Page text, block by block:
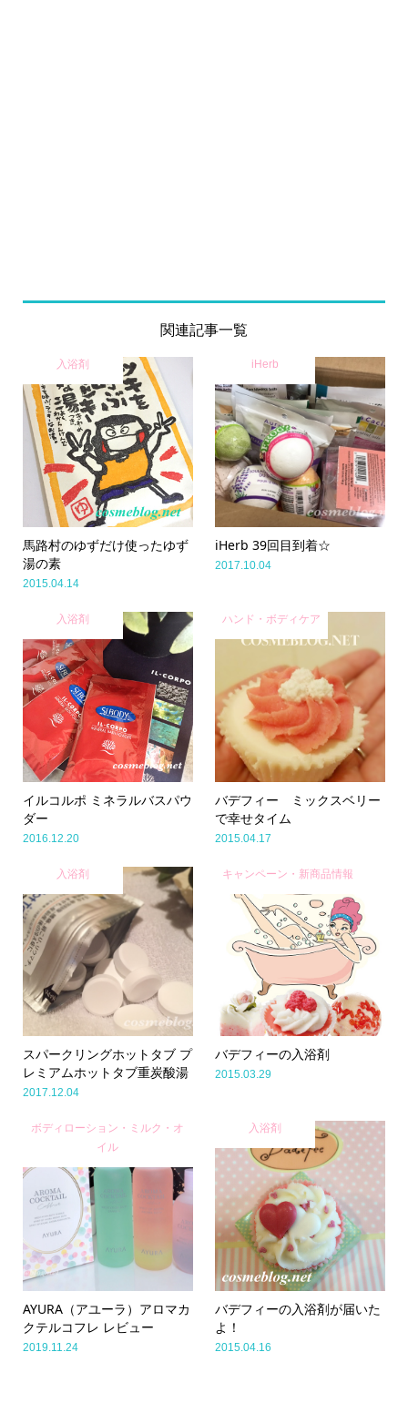
関連記事一覧
入浴剤
馬路村のゆずだけ使ったゆず
湯の素
2015.04.14
iHerb
iHerb 39回目到着☆
2017.10.04
入浴剤
イルコルポ ミネラルバスパウ
ダー
2016.12.20
ハンド・ボディケア
バデフィー ミックスベリー
で幸せタイム
2015.04.17
入浴剤
スパークリングホットタブ プ
レミアムホットタブ重炭酸湯
2017.12.04
キャンペーン・新商品情報
バデフィーの入浴剤
2015.03.29
ボディローション・ミルク・オ
イル
AYURA（アユーラ）アロマカ
クテルコフレ レビュー
2019.11.24
入浴剤
バデフィーの入浴剤が届いた
よ！
2015.04.16